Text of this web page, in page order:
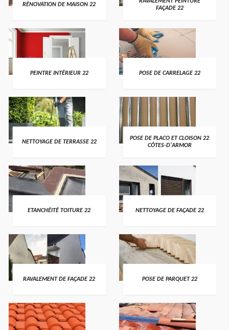
RÉNOVATION DE MAISON 22
FAÇADE 22
PEINTRE INTÉRIEUR 22 POSE DE CARRELAGE 22
NETTOYAGE DE TERRASSE 22
POSE DE PLACO ET CLOISON 22
CÔTES-D'ARMOR
ETANCHÉITÉ TOITURE 22 NETTOYAGE DE FAÇADE 22
RAVALEMENT DE FAÇADE 22 POSE DE PARQUET 22